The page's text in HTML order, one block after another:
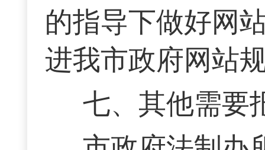
的指导下做好网
进我市政府网站
七、其他需要